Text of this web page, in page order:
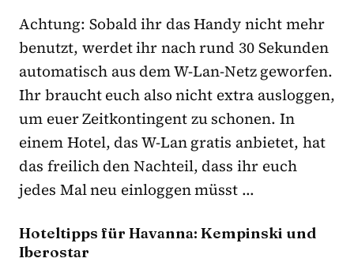
Achtung: Sobald ihr das Handy nicht mehr
benutzt, werdet ihr nach rund 30 Sekunden
automatisch aus dem W-Lan-Netz geworfen.
Ihr braucht euch also nicht extra ausloggen,
um euer Zeitkontingent zu schonen. In
einem Hotel, das W-Lan gratis anbietet, hat
das freilich den Nachteil, dass ihr euch
jedes Mal neu einloggen müsst …
Hoteltipps für Havanna: Kempinski und
Iberostar